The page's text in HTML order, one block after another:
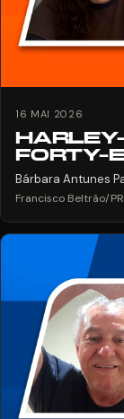
16 MAI 2026
FORTY-
Bárbara Antunes
Francisco Beltrão/PR